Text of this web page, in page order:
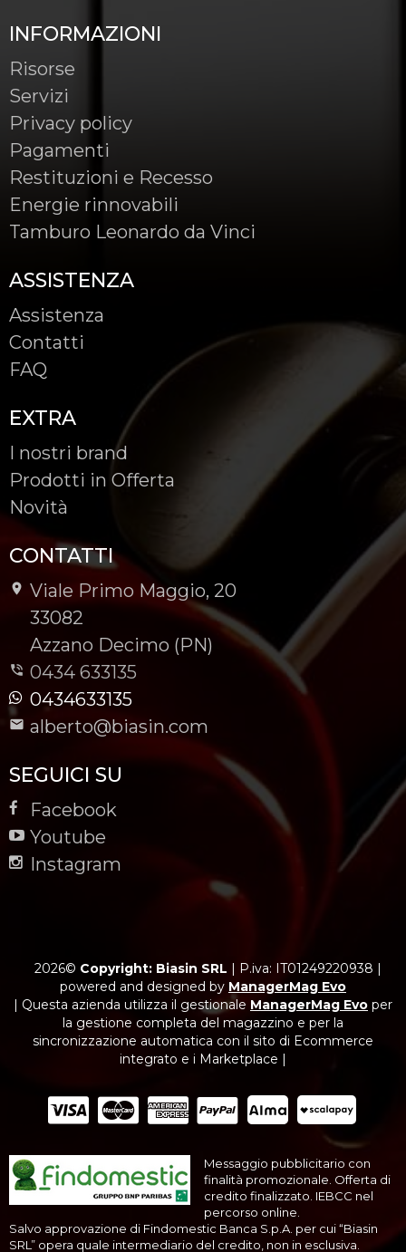
INFORMAZIONI
Risorse
Servizi
Privacy policy
Pagamenti
Restituzioni e Recesso
Energie rinnovabili
Tamburo Leonardo da Vinci
ASSISTENZA
Assistenza
Contatti
FAQ
EXTRA
I nostri brand
Prodotti in Offerta
Novità
CONTATTI
Viale Primo Maggio, 20
-
33082
-
Azzano Decimo (PN)
0434 633135
0434633135
alberto@biasin.com
SEGUICI SU
Facebook
Youtube
Instagram
2026© Copyright: Biasin SRL | P.iva: IT01249220938 |
powered and designed by ManagerMag Evo
| Questa azienda utilizza il gestionale ManagerMag Evo per
la gestione completa del magazzino e per la
sincronizzazione automatica con il sito di Ecommerce
integrato e i Marketplace |
Messaggio pubblicitario con
finalità promozionale. Offerta di
credito finalizzato. IEBCC nel
percorso online.
Salvo approvazione di Findomestic Banca S.p.A. per cui “Biasin
SRL” opera quale intermediario del credito, non in esclusiva.